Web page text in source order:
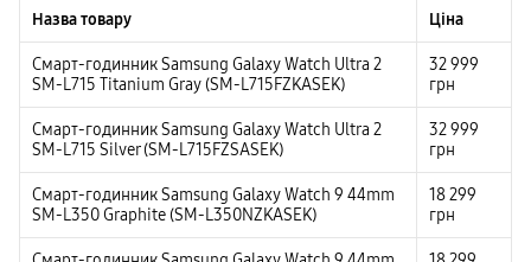
Назва товару Ціна
Смарт-годинник Samsung Galaxy Watch Ultra 2
SM-L715 Titanium Gray (SM-L715FZKASEK)
32 999
грн
Смарт-годинник Samsung Galaxy Watch Ultra 2
SM-L715 Silver (SM-L715FZSASEK)
32 999
грн
Смарт-годинник Samsung Galaxy Watch 9 44mm
SM-L350 Graphite (SM-L350NZKASEK)
18 299
грн